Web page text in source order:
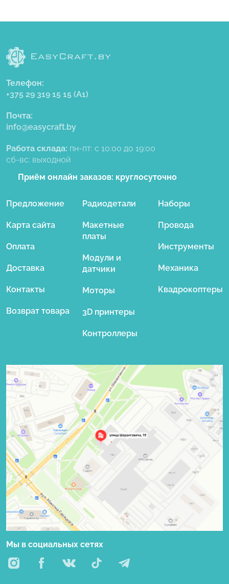
Телефон:
+375 29 319 15 15 (A1)
Почта:
info@easycraft.by
Работа склада: пн-пт: с 10:00 до 19:00
сб-вс: выходной
Приём онлайн заказов: круглосуточно
Предложение
Карта сайта
Оплата
Доставка
Контакты
Возврат товара
Радиодетали
Макетные
платы
Модули и
датчики
Моторы
3D принтеры
Контроллеры
Наборы
Провода
Инструменты
Механика
Квадрокоптеры
Мы в социальных сетях